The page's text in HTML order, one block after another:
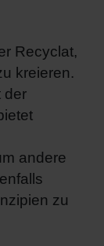
Recyclat,
kreieren.
der
andere
zu